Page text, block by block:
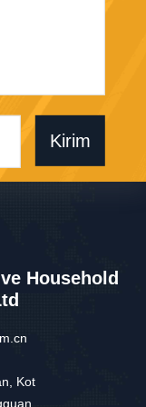
Kirim
Household
Kot